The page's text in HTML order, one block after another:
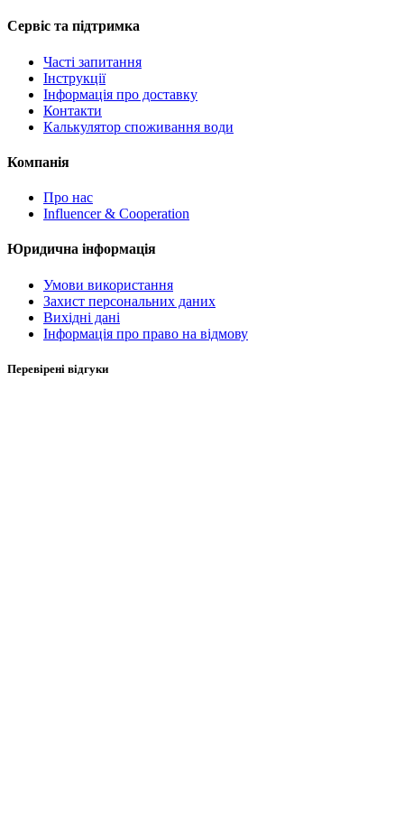
Сервіс та підтримка
Часті запитання
Інструкції
Інформація про доставку
Контакти
Калькулятор споживання води
Компанія
Про нас
Influencer & Cooperation
Юридична інформація
Умови використання
Захист персональних даних
Вихідні дані
Інформація про право на відмову
Перевірені відгуки